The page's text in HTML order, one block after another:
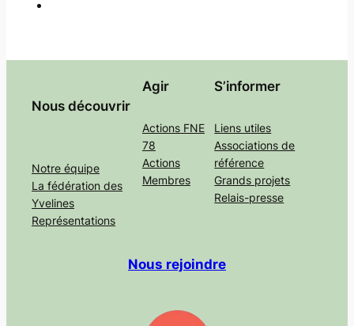
Nous découvrir
Notre équipe
La fédération des
Yvelines
Représentations
Agir
Actions FNE
78
Actions
Membres
S’informer
Liens utiles
Associations de
référence
Grands projets
Relais-presse
Nous rejoindre